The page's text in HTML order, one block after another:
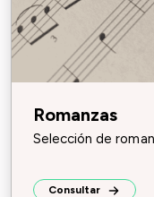
Romanzas
Selección de
Consultar